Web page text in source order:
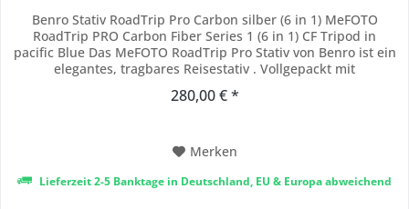
Benro Stativ RoadTrip Pro Carbon silber (6 in 1) MeFOTO
RoadTrip PRO Carbon Fiber Series 1 (6 in 1) CF Tripod in
pacific Blue Das MeFOTO RoadTrip Pro Stativ von Benro ist ein
elegantes, tragbares Reisestativ . Vollgepackt mit
einzigartige Stativ alles, was Sie brauchen, wenn Sie
280,00 € *
Merken
Lieferzeit 2-5 Banktage in Deutschland, EU & Europa abweichend